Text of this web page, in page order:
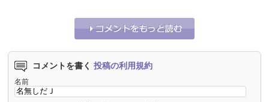
コメントを書く 投稿の利用規約
名前